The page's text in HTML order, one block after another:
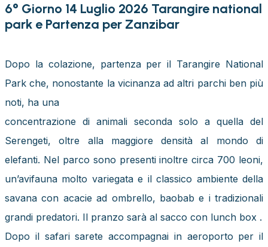
6° Giorno 14 Luglio 2026 Tarangire national
park e Partenza per Zanzibar
Dopo la colazione, partenza per il Tarangire National
Park che, nonostante la vicinanza ad altri parchi ben più
noti, ha una
concentrazione di animali seconda solo a quella del
Serengeti, oltre alla maggiore densità al mondo di
elefanti. Nel parco sono presenti inoltre circa 700 leoni,
un’avifauna molto variegata e il classico ambiente della
savana con acacie ad ombrello, baobab e i tradizionali
grandi predatori. Il pranzo sarà al sacco con lunch box .
Dopo il safari sarete accompagnai in aeroporto per il